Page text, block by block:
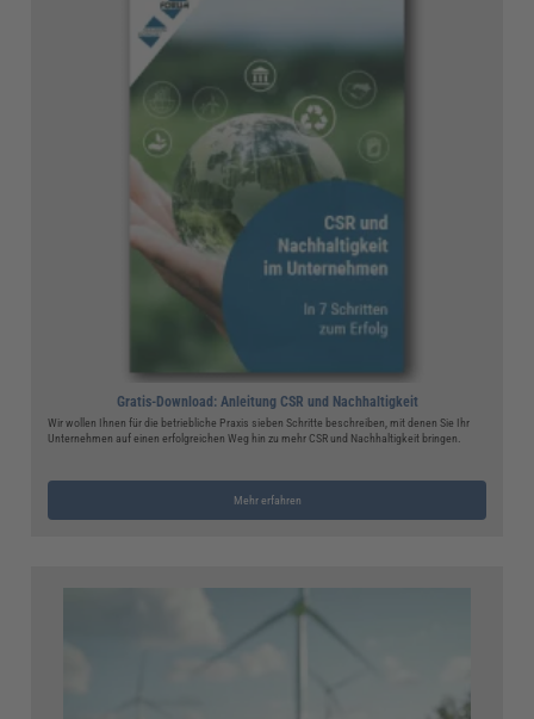
Gratis-Download: Anleitung CSR und Nachhaltigkeit
Wir wollen Ihnen für die betriebliche Praxis sieben Schritte beschreiben, mit denen Sie Ihr
Unternehmen auf einen erfolgreichen Weg hin zu mehr CSR und Nachhaltigkeit bringen.
Mehr erfahren